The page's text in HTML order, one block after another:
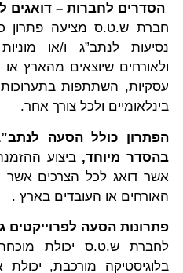
הסדרים לחברות – דואגים
חברת ש.ט.ס מציעה פתרון
נסיעות לנתב”ג ו/או
ולאורחים שיוצאים מהארץ
עסקיות, השתתפות
בינלאומיים ולכל צורך אחר.
הפתרון כולל הסעה
בהסדר מיוחד, ביצוע
אשר דואג לכל הצרכים אשר
האורחים או העובדים בארץ .
פתרונות הסעה לפרוייקטים
לחברת ש.ט.ס יכולת
בלוגיסטיקה מורכבת, יכולת